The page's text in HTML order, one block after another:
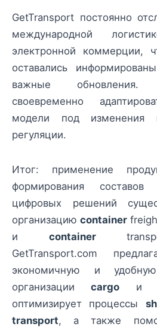
GetTransport постоянно
международной
электронной коммерции,
оставались
важные
своевременно
модели под изменения
регуляции.
Итог: применение
формирования составов
цифровых решений
организацию container
и container
GetTransport.com
экономичную и
организацииcargo и
оптимизирует процессы
transport, а также